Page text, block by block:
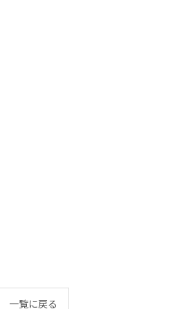
一覧に戻る